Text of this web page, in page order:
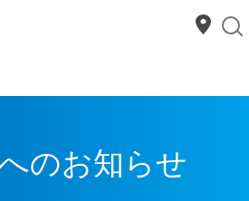
のお知らせ